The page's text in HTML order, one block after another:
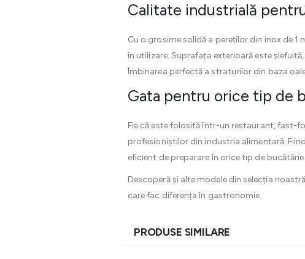
Calitate industrială
Cu o grosime solidă a pereților din inox de
în utilizare. Suprafața exterioară este
Îmbinarea perfectă a straturilor din baza
Gata pentru orice tip de
Fie că este folosită într-un restaurant, fast-
profesioniștilor din industria alimentară.
eficient de preparare în orice tip de
Descoperă și alte modele din selecția
care fac diferența în gastronomie.
PRODUSE SIMILARE